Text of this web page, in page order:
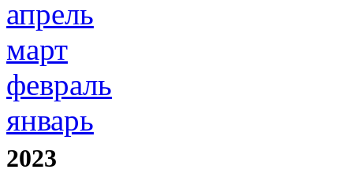
апрель
март
февраль
январь
2023